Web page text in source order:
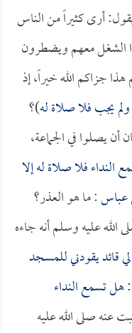
أرى كثيراً من الناس
الشغل معهم ويضطرون
جزاكم الله خيراً، إذ
يجب فلا صلاة له)؟
يصلوا في الجماعة،
النداء فلا صلاة له إلا
عباس: ما هو العذر؟
عليه وسلم أنه جاءه
قائد يقودني للمسجد
تسمع النداء
عنه صلى الله عليه